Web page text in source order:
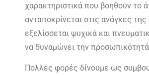
χαρακτηριστικά που βοηθούν το
ανταποκρίνεται στις ανάγκες της
εξελίσσεται ψυχικά και
να δυναμώνει την
Πολλές φορές δίνουμε ως